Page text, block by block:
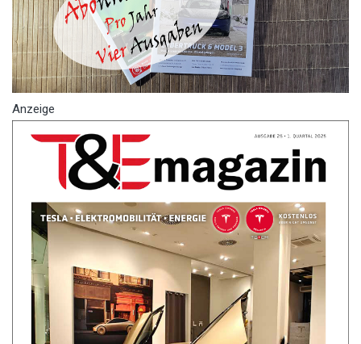
Anzeige